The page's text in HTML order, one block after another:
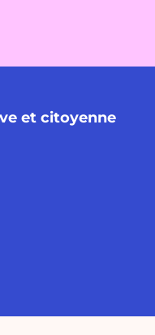
et citoyenne